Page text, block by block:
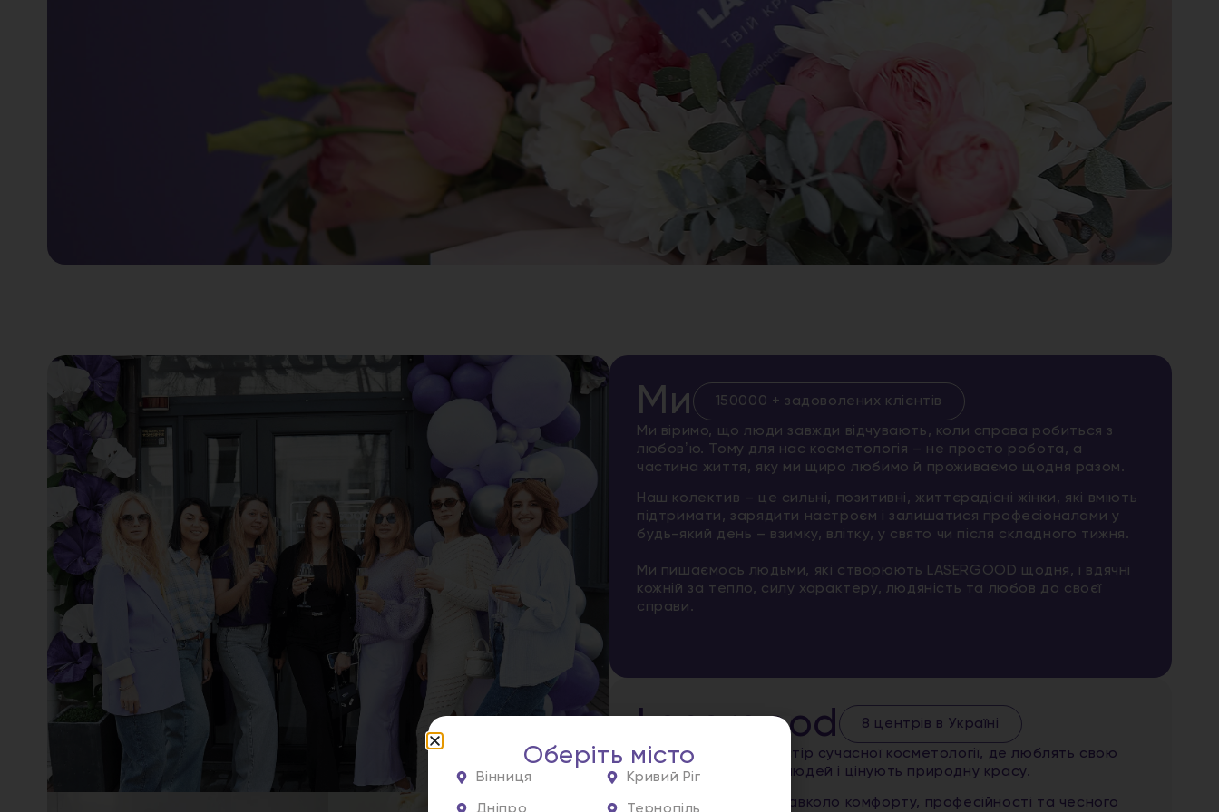
Ми 150000 + задоволених клієнтів
Ми віримо, що люди завжди відчувають, коли справа робиться з
любовʼю. Тому для нас косметологія – не просто робота, а
частина життя, яку ми щиро любимо й проживаємо щодня разом.
Наш колектив – це сильні, позитивні, життєрадісні жінки, які вміють
підтримати, зарядити настроєм і залишатися професіоналами у
будь-який день – взимку, влітку, у свято чи після складного тижня.
Ми пишаємось людьми, які створюють LASERGOOD щодня, і вдячні
кожній за тепло, силу характеру, людяність та любов до своєї
справи.
Lasergood 8 центрів в Україні
Lasergood – це простір сучасної косметології, де люблять свою
справу, поважають людей і цінують природну красу.
Ми будуємо сервіс навколо комфорту, професійності та чесного
Оберіть місто
Вінниця
Дніпро
Кривий Ріг
Тернопіль